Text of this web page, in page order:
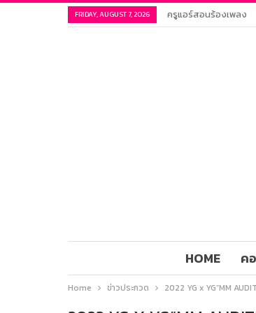
FRIDAY, AUGUST 7, 2026 ครูแอร์สอนร้องเพลง
HOME ค
Home ข่าวประกวด 2022 YG x YG”MM